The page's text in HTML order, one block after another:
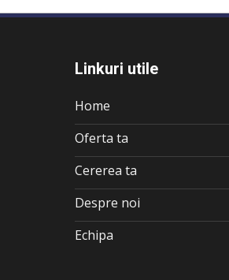
Linkuri utile
Home
Oferta ta
Cererea ta
Despre noi
Echipa